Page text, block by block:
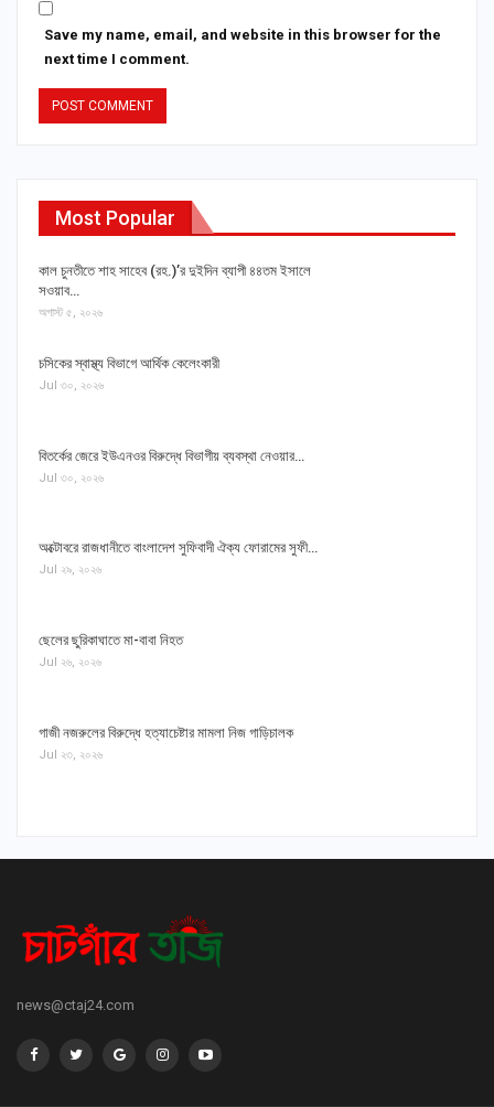
Save my name, email, and website in this browser for the
next time I comment.
Most Popular
কাল চুনতীতে শাহ সাহেব (রহ.)’র দুইদিন ব্যাপী ৪৪তম ইসালে
সওয়াব…
অগাস্ট ৫, ২০২৬
চসিকের স্বাস্থ্য বিভাগে আর্থিক কেলেংকারী
Jul ৩০, ২০২৬
বিতর্কের জেরে ইউএনওর বিরুদ্ধে বিভাগীয় ব্যবস্থা নেওয়ার…
Jul ৩০, ২০২৬
অক্টোবরে রাজধানীতে বাংলাদেশ সুফিবাদী ঐক্য ফোরামের সুফী…
Jul ২৯, ২০২৬
ছেলের ছুরিকাঘাতে মা-বাবা নিহত
Jul ২৬, ২০২৬
গাজী নজরুলের বিরুদ্ধে হত্যাচেষ্টার মামলা নিজ গাড়িচালক
Jul ২৩, ২০২৬
news@ctaj24.com